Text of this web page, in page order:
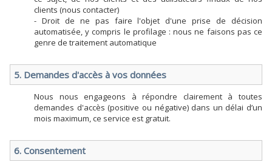
clients (nous contacter)
- Droit de ne pas faire l'objet d'une prise de décision
automatisée, y compris le profilage : nous ne faisons pas ce
genre de traitement automatique
5. Demandes d'accès à vos données
Nous nous engageons à répondre clairement à toutes
demandes d'accès (positive ou négative) dans un délai d’un
mois maximum, ce service est gratuit.
6. Consentement